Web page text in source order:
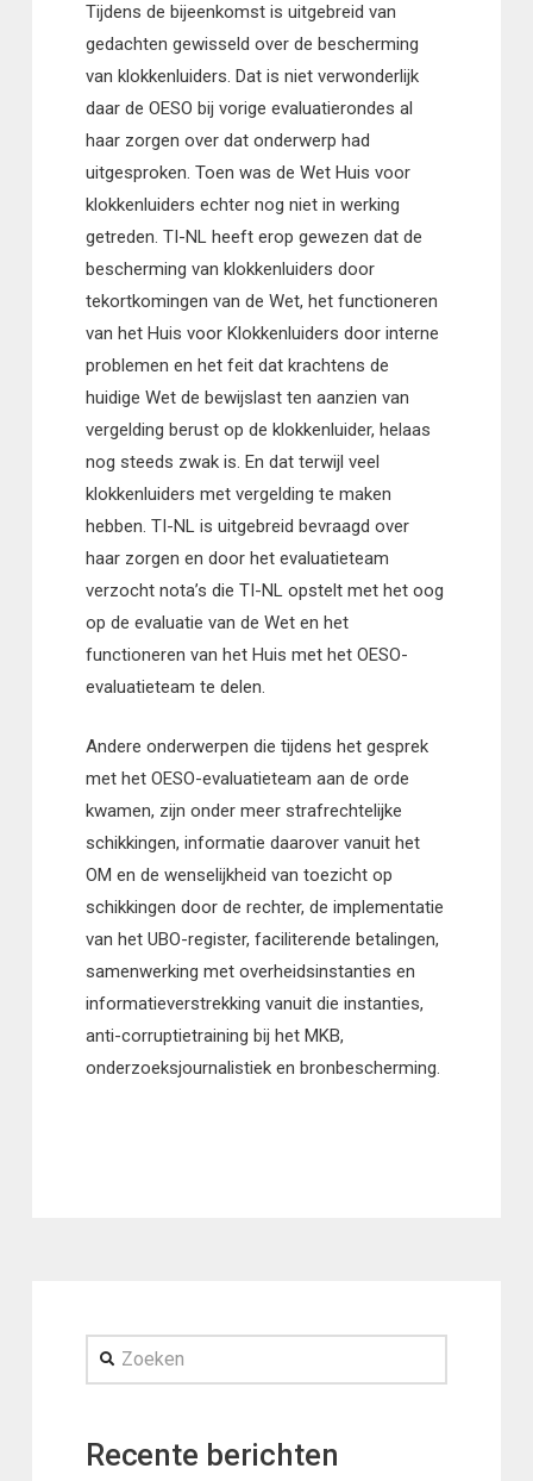
Tijdens de bijeenkomst is uitgebreid van
gedachten gewisseld over de bescherming
van klokkenluiders. Dat is niet verwonderlijk
daar de OESO bij vorige evaluatierondes al
haar zorgen over dat onderwerp had
uitgesproken. Toen was de Wet Huis voor
klokkenluiders echter nog niet in werking
getreden. TI-NL heeft erop gewezen dat de
bescherming van klokkenluiders door
tekortkomingen van de Wet, het functioneren
van het Huis voor Klokkenluiders door interne
problemen en het feit dat krachtens de
huidige Wet de bewijslast ten aanzien van
vergelding berust op de klokkenluider, helaas
nog steeds zwak is. En dat terwijl veel
klokkenluiders met vergelding te maken
hebben. TI-NL is uitgebreid bevraagd over
haar zorgen en door het evaluatieteam
verzocht nota’s die TI-NL opstelt met het oog
op de evaluatie van de Wet en het
functioneren van het Huis met het OESO-
evaluatieteam te delen.
Andere onderwerpen die tijdens het gesprek
met het OESO-evaluatieteam aan de orde
kwamen, zijn onder meer strafrechtelijke
schikkingen, informatie daarover vanuit het
OM en de wenselijkheid van toezicht op
schikkingen door de rechter, de implementatie
van het UBO-register, faciliterende betalingen,
samenwerking met overheidsinstanties en
informatieverstrekking vanuit die instanties,
anti-corruptietraining bij het MKB,
onderzoeksjournalistiek en bronbescherming.
Zoeken
Recente berichten